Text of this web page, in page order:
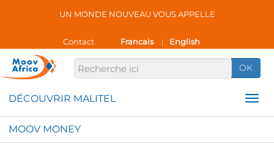
UN MONDE NOUVEAU VOUS APPELLE
Contact Francais | English
OK
MOOV MONEY